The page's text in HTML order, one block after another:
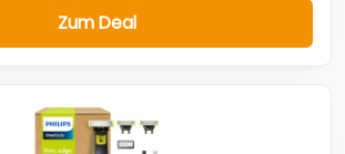
Zum Deal